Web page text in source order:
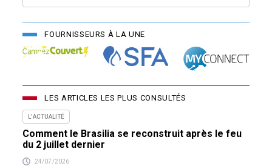
FOURNISSEURS À LA UNE
LES ARTICLES LES PLUS CONSULTÉS
L'ACTUALITÉ
Comment le Brasilia se reconstruit après le feu
du 2 juillet dernier
24/07/2026